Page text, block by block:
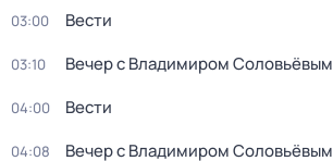
03:00 Вести
03:10 Вечер с Владимиром Соловьёвым
04:00 Вести
04:08 Вечер с Владимиром Соловьёвым